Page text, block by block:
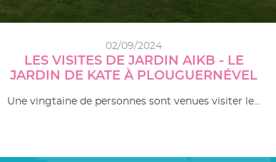
02/09/2024
LES VISITES DE JARDIN AIKB - LE
JARDIN DE KATE À PLOUGUERNÉVEL
Une vingtaine de personnes sont venues visiter le…